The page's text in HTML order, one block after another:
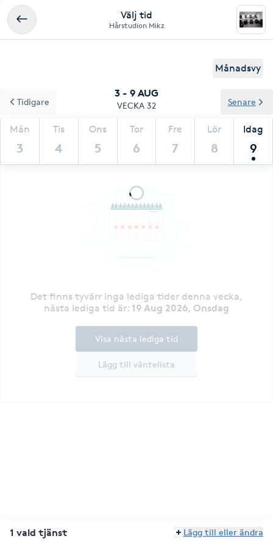
Välj tid
Hårstudion Mikz
Månadsvy
3 - 9 AUG
VECKA 32
Mån
3
Tis
4
Ons
5
Tor
6
Fre
7
Lör
8
Idag
9
Tidigare Senare
Det finns tyvärr inga lediga tider denna vecka,
nästa lediga tid är: 19 Aug 2026, Onsdag
Lägg till väntelista
Visa nästa lediga tid
1 vald tjänst Lägg till eller ändra